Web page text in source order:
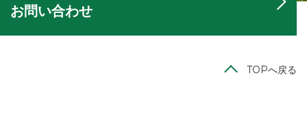
お問い合わせ
TOPへ戻る